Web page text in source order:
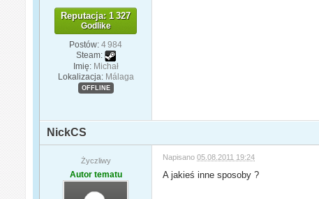
Reputacja: 1 327
Godlike
Postów: 4 984
Steam:
Imię: Michał
Lokalizacja: Málaga
OFFLINE
NickCS
Życzliwy
Autor tematu
Napisano05.08.2011 19:24
A jakieś inne sposoby ?